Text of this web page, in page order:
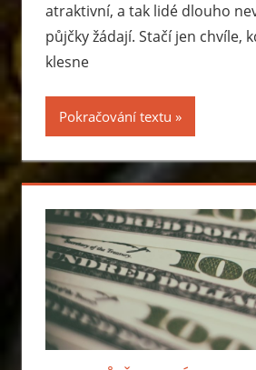
atraktivní, a tak lidé dlouho
půjčky žádají. Stačí jen chvíle,
klesne
Pokračování textu